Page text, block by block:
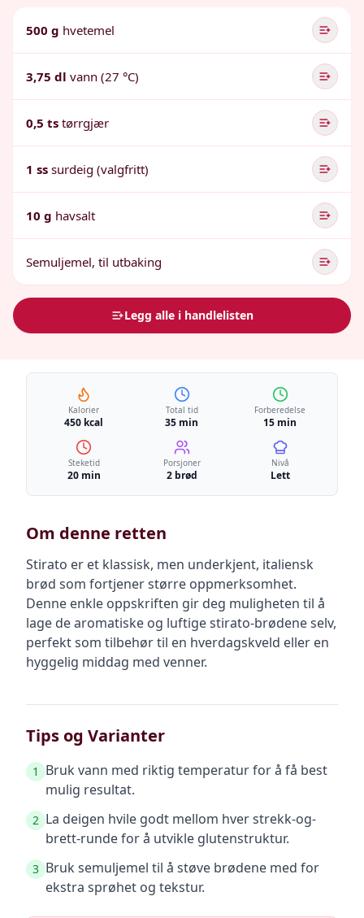
500 g hvetemel
3,75 dl vann (27 °C)
0,5 ts tørrgjær
1 ss surdeig (valgfritt)
10 g havsalt
Semuljemel, til utbaking
Legg alle i handlelisten
Kalorier
450 kcal
Total tid
35 min
Forberedelse
15 min
Steketid
20 min
Porsjoner
2 brød
Nivå
Lett
Om denne retten
Stirato er et klassisk, men underkjent, italiensk
brød som fortjener større oppmerksomhet.
Denne enkle oppskriften gir deg muligheten til å
lage de aromatiske og luftige stirato-brødene selv,
perfekt som tilbehør til en hverdagskveld eller en
hyggelig middag med venner.
Tips og Varianter
1
Bruk vann med riktig temperatur for å få best
mulig resultat.
2 La deigen hvile godt mellom hver strekk-og-
brett-runde for å utvikle glutenstruktur.
3 Bruk semuljemel til å støve brødene med for
ekstra sprøhet og tekstur.